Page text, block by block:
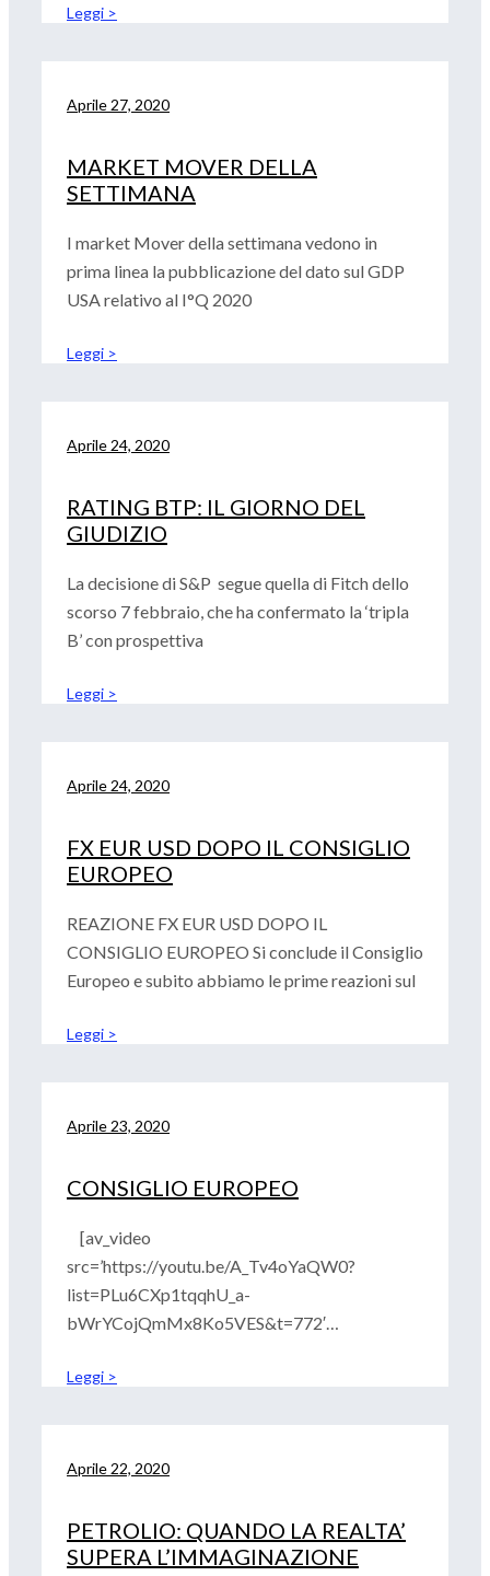
Leggi >
Aprile 27, 2020
MARKET MOVER DELLA
SETTIMANA
I market Mover della settimana vedono in
prima linea la pubblicazione del dato sul GDP
USA relativo al I°Q 2020
Leggi >
Aprile 24, 2020
RATING BTP: IL GIORNO DEL
GIUDIZIO
La decisione di S&P segue quella di Fitch dello
scorso 7 febbraio, che ha confermato la ‘tripla
B’ con prospettiva
Leggi >
Aprile 24, 2020
FX EUR USD DOPO IL CONSIGLIO
EUROPEO
REAZIONE FX EUR USD DOPO IL
CONSIGLIO EUROPEO Si conclude il Consiglio
Europeo e subito abbiamo le prime reazioni sul
Leggi >
Aprile 23, 2020
CONSIGLIO EUROPEO
[av_video
src=’https://youtu.be/A_Tv4oYaQW0?
list=PLu6CXp1tqqhU_a-
bWrYCojQmMx8Ko5VES&t=772′
content/uploads/2020/01/LE-FONTI-TV-
video_autoplay_enabled=’aviaTBvideo_autopla
conditional_play=” id=” custom_class=”
av_uid=’av-23qp99′] Al Consiglio Europeo di
Leggi >
Aprile 22, 2020
PETROLIO: QUANDO LA REALTA’
SUPERA L’IMMAGINAZIONE